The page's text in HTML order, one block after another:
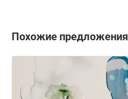
Похожие предложения